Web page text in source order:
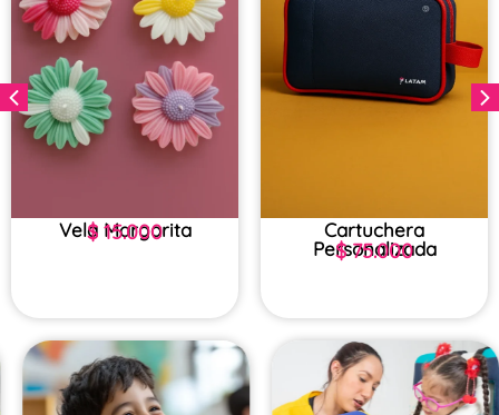
Vela Margarita
$ 15.000
Cartuchera
Personalizada
$75.000